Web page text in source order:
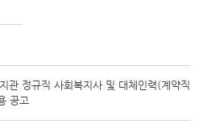
관 정규직 사회복지사 및 대체인력(계약직
공고